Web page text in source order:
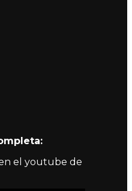
el youtube de